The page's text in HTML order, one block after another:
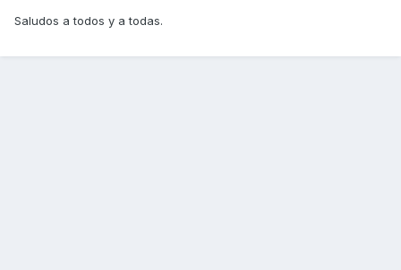
Saludos a todos y a todas.